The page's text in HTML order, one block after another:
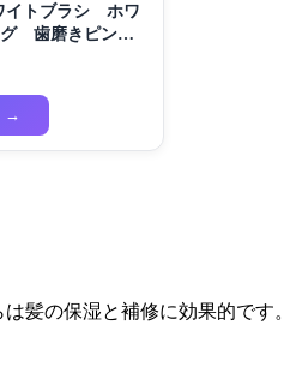
イトブラシ ホワ
歯磨きピンク
→
髪の保湿と補修に効果的です。